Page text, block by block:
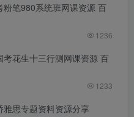
笔980系统班网课资源 百
1236
花生十三行测网课资源 百
1233
思专题资料资源分享